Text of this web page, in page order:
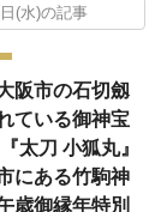
(水)の記事
阪市の石切劔
ている御神宝
太刀 小狐丸』
にある竹駒神
歳御縁年特別